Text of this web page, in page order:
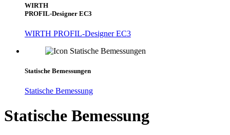
WIRTH
PROFIL-Designer EC3
WIRTH PROFIL-Designer EC3
Statische Bemessungen
Statische Bemessung
Statische Bemessung